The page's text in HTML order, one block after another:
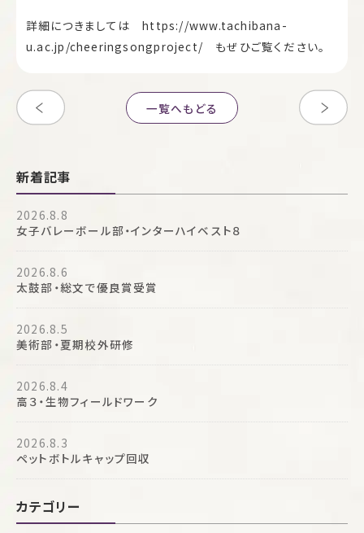
詳細につきましては https://www.tachibana-
u.ac.jp/cheeringsongproject/ もぜひご覧ください。
一覧へもどる
新着記事
2026.8.8
女子バレーボール部・インターハイベスト８
2026.8.6
太鼓部・総文で優良賞受賞
2026.8.5
美術部・夏期校外研修
2026.8.4
高３・生物フィールドワーク
2026.8.3
ペットボトルキャップ回収
カテゴリー